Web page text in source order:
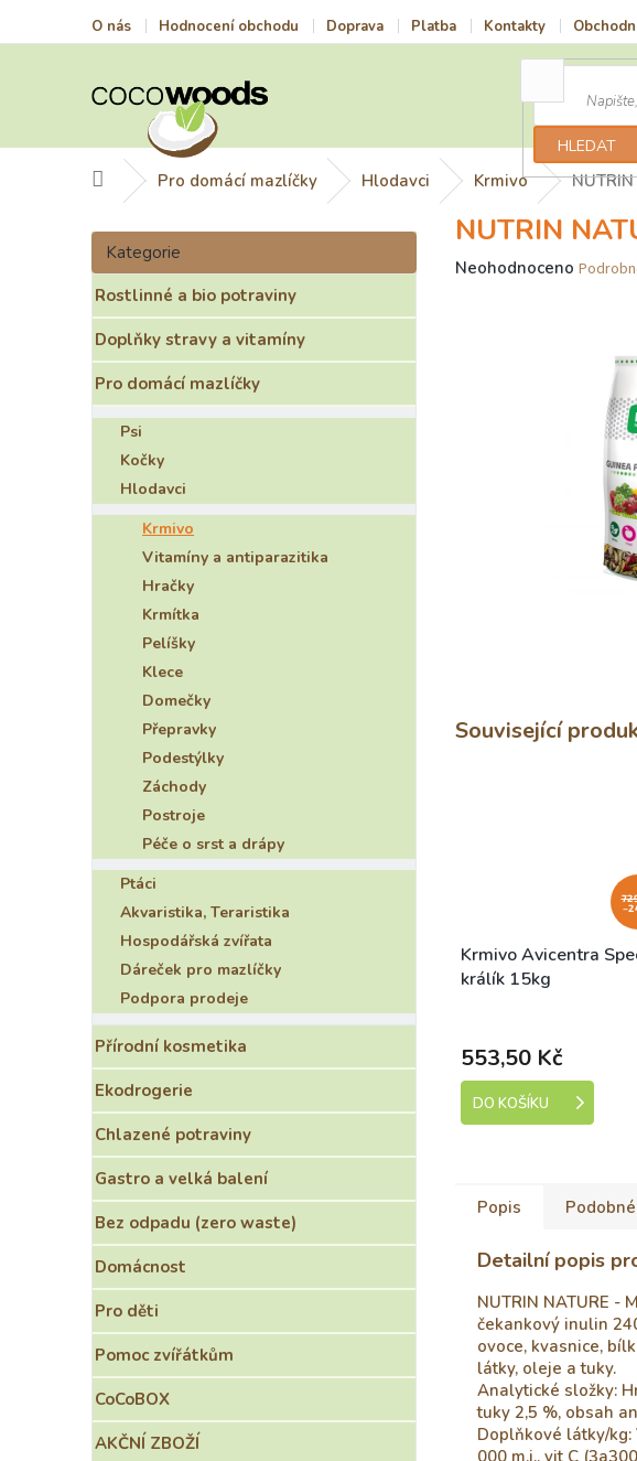
O nás Hodnocení obchodu Doprava Platba Kontakty
HLEDAT
Domů Pro domácí mazlíčky Hlodavci Krmivo
P
s
t
r
a
n
n
í
e
Přeskočit
kategorie
Kategorie
Rostlinné a bio potraviny
Doplňky stravy a vitamíny
Pro domácí mazlíčky
Psi
Kočky
Hlodavci
Krmivo
Vitamíny a antiparazitika
Hračky
Krmítka
Pelíšky
Klece
Domečky
Přepravky
Podestýlky
Záchody
Postroje
Péče o srst a drápy
Ptáci
Akvaristika, Teraristika
Hospodářská zvířata
Dáreček pro mazlíčky
Podpora prodeje
Přírodní kosmetika
Ekodrogerie
Chlazené potraviny
Gastro a velká balení
Bez odpadu (zero waste)
Domácnost
Pro děti
Pomoc zvířátkům
CoCoBOX
AKČNÍ ZBOŽÍ
NUTRIN
Průměrné
Neohodnoceno
Související
Krmivo Avicentra
králík 15kg
553,50 Kč
DO KOŠÍKU
Popis
Detailní popis
NUTRIN NATURE -
čekankový inulin
ovoce, kvasnice,
látky, oleje a tuky.
Analytické složky:
tuky 2,5 %, obsah
Doplňkové látky/kg: